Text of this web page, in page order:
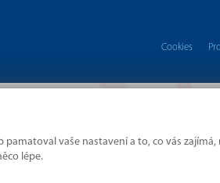
Cookies
rozdělují,
vaše nastavení a to, co vás
lépe.